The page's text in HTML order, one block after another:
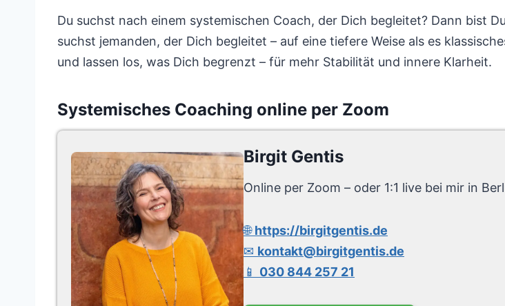
Du suchst nach einem systemischen Coach, der Dich begleitet? Dann bist
suchst jemanden, der Dich begleitet – auf eine tiefere Weise als es
und lassen los, was Dich begrenzt – für mehr Stabilität und innere Klarheit.
Systemisches Coaching online per Zoom
Birgit Gentis
Online per Zoom – oder 1:1 live bei mir in
🌐https://birgitgentis.de
✉ kontakt@birgitgentis.de
📱 030 844 257 21